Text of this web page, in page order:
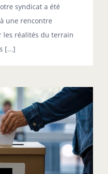
syndicat a été
une rencontre
les réalités du terrain
[...]